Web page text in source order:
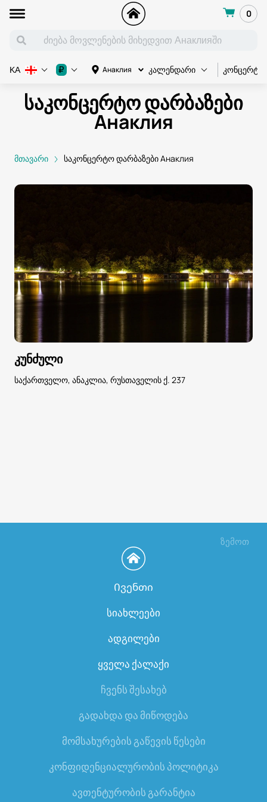
0
Анаклия კალენდარი კონცერტი
KA ₽
საკონცერტო დარბაზები
Анаклия
მთავარი საკონცერტო დარბაზები Анаклия
კუნძული
საქართველო, ანაკლია, რუსთაველის ქ. 237
ზემოთ
Ივენთი
სიახლეები
ადგილები
ყველა ქალაქი
ჩვენს შესახებ
გადახდა და მიწოდება
მომსახურების გაწევის წესები
კონფიდენციალურობის პოლიტიკა
ავთენტურობის გარანტია